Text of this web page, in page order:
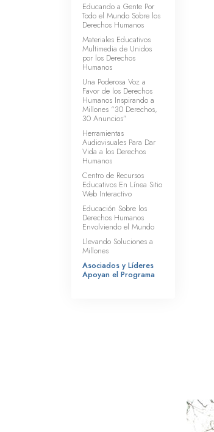
Educando a Gente Por
Todo el Mundo Sobre los
Derechos Humanos
Materiales Educativos
Multimedia de Unidos
por los Derechos
Humanos
Una Poderosa Voz a
Favor de los Derechos
Humanos Inspirando a
Millones “30 Derechos,
30 Anuncios”
Herramientas
Audiovisuales Para Dar
Vida a los Derechos
Humanos
Centro de Recursos
Educativos En Línea Sitio
Web Interactivo
Educación Sobre los
Derechos Humanos
Envolviendo el Mundo
Llevando Soluciones a
Millones
Asociados y Líderes
Apoyan el Programa